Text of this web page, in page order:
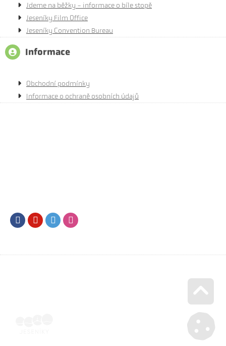
Jdeme na běžky - informace o bíle stopě
Jeseníky Film Office
Jeseníky Convention Bureau
Informace
Obchodní podmínky
Informace o ochraně osobních údajů
FacebookYoutubeTwitter
Go